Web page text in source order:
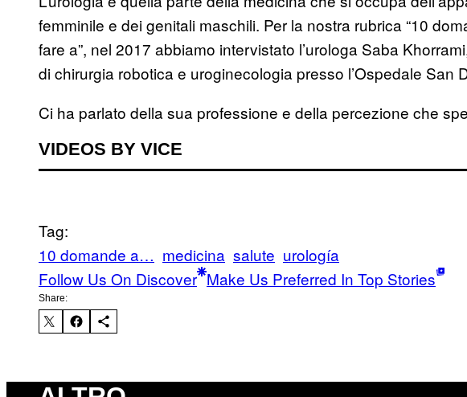
femminile e dei genitali maschili. Per la nostra rubrica “10
fare a”, nel 2017 abbiamo intervistato l’urologa Saba
di chirurgia robotica e uroginecologia presso l’Ospedale San
Ci ha parlato della sua professione e della percezione che
VIDEOS BY VICE
Tag:
10 domande a… medicina salute urología
Follow Us On Discover Make Us Preferred In Top Stories
Share: